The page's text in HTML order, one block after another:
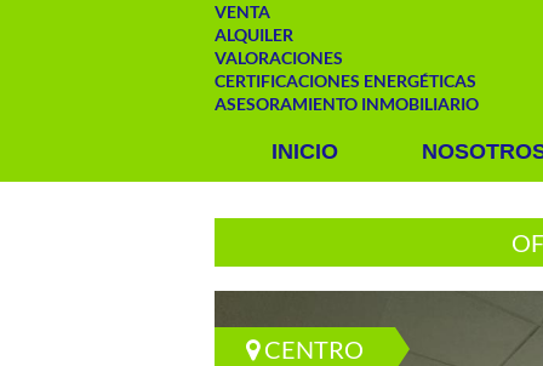
VENTA
ALQUILER
VALORACIONES
CERTIFICACIONES ENERGÉTICAS
ASESORAMIENTO INMOBILIARIO
INICIO
CENTRO